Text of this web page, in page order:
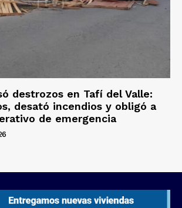
destrozos en Tafí del Valle:
desató incendios y obligó a
de emergencia